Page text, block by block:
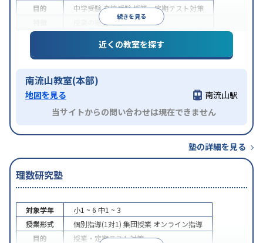
続きを見る
目的
中学受験高校受験授業・定期テスト対策
授業の振替可能
近くの教室を探す
南流山教室(本部)
地図を見る
南流山駅
当サイトからの問い合わせは現在できません
塾の詳細を見る
理数研究塾
対象学年 小1 ~ 6 中1 ~ 3
授業形式
個別指導(1対1) 集団授業 オンライン指導
目的
授業・定期テスト対策